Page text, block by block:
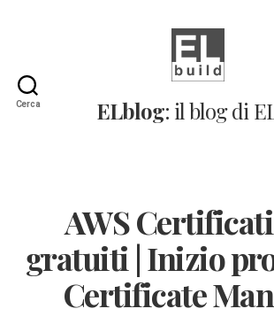
Cerca
Il
blog
ELblog: il blog di
AWS
gratuiti | Inizio
Certificate